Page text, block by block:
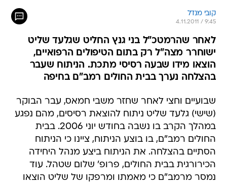
קובי מנדל
4.11.2011 / 9:45
לאחר שהרמטכ"ל בני גנץ החליט שגלעד שליט
ישוחרר מצה"ל רק בתום הטיפולים הרפואיים,
הוצאו מידו שבעה רסיסי מתכת. הניתוח שעבר
בהצלחה נערך בבית החולים רמב"ם בחיפה
שבועיים וחצי לאחר שחזר משבי חמאס, עבר הבוקר
(שישי) גלעד שליט ניתוח להוצאת רסיסים, מהם נפגע
במהלך הקרב בו נשבה בחודש יוני 2006. בבית
החולים רמב"ם, בו בוצע הניתוח, ציינו כי הניתוח
הסתיים בהצלחה. את הניתוח ביצע מנהל היחידה
הכירורגית בבית החולים, פרופ' שלום שטהל. עוד
נמסר מרמב"ם כי מאמתו ומרפקו של שליט הוצאו